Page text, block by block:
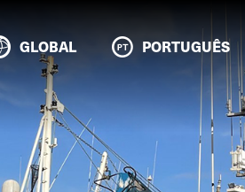
GLOBAL PORTUGUÊS